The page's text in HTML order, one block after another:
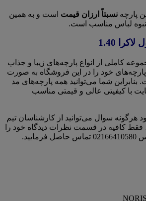
پارچه نسبتاً ارزان قیمت است و به همین
انبوه لباس مناسب است.
1.40
کاملی از انواع پارچه‌های زیبا و جذاب
پارچه‌های خود را در این فروشگاه به صورت
بنابراین شما می‌توانید همه پارچه‌های مد
با کیفیتی عالی و قیمتی مناسب
سوال می‌توانید از کارشناسان تیم
فقط کافیه در قسمت نظرات دیدگاه خود را